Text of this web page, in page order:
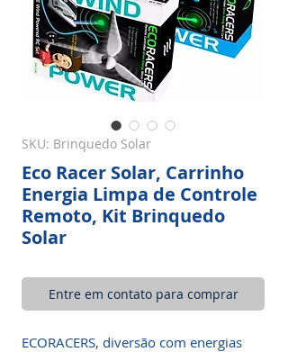
SKU: Brinquedo Solar
Eco Racer Solar, Carrinho
Energia Limpa de Controle
Remoto, Kit Brinquedo
Solar
Entre em contato para comprar
ECORACERS, diversão com energias